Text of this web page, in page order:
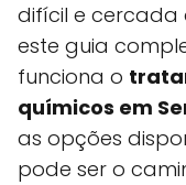
difícil e cercada
este guia
funciona o
químicos em
as opções
pode ser o